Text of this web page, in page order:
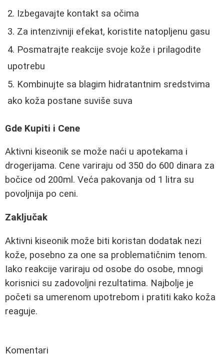
Izbegavajte kontakt sa očima
Za intenzivniji efekat, koristite natopljenu gasu
Posmatrajte reakcije svoje kože i prilagodite
upotrebu
Kombinujte sa blagim hidratantnim sredstvima
ako koža postane suviše suva
Gde Kupiti i Cene
Aktivni kiseonik se može naći u apotekama i
drogerijama. Cene variraju od 350 do 600 dinara za
bočice od 200ml. Veća pakovanja od 1 litra su
povoljnija po ceni.
Zaključak
Aktivni kiseonik može biti koristan dodatak nezi
kože, posebno za one sa problematičnim tenom.
Iako reakcije variraju od osobe do osobe, mnogi
korisnici su zadovoljni rezultatima. Najbolje je
početi sa umerenom upotrebom i pratiti kako koža
reaguje.
Komentari